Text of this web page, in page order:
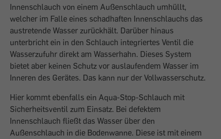
Innenschlauch von einem Außenschlauch umhüllt,
welcher im Falle eines schadhaften Innenschlauchs das
austretende Wasser zurückhält. Darü­ber hinaus
unterbricht ein in den Schlauch integriertes Ventil die
Wasserzufuhr direkt am Wasserhahn. Dieses System
bietet aber keinen Schutz vor auslaufendem Wasser im
Inneren des Gerätes. Das kann nur der Vollwasserschutz.
Hier kommt ebenfalls ein Aqua-Stop-Schlauch mit
Sicherheitsventil zum Einsatz. Bei defektem
Innenschlauch fließt das Wasser über den
Außenschlauch in die Bodenwanne. Diese ist mit einem